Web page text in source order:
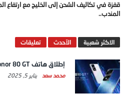
قفزة في تكاليف الشحن إلى الخليج مع ارتفاع
المندب..
الاكثر شعبية الآحدث تعليقات
إطلاق هاتف Honor 80 GT وجهاز لوحي جديد
محمد سعد يناير 5, 2025